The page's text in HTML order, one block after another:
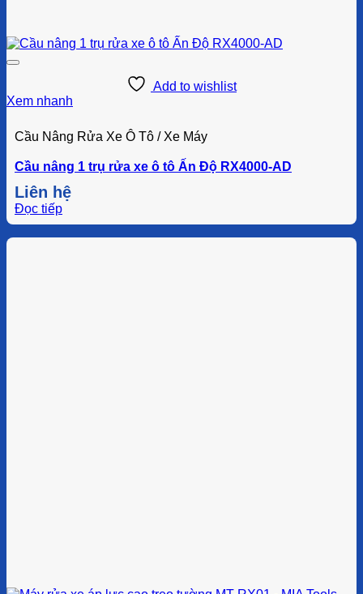
Add to wishlist
Xem nhanh
Cầu Nâng Rửa Xe Ô Tô / Xe Máy
Cầu nâng 1 trụ rửa xe ô tô Ấn Độ RX4000-AD
Liên hệ
Đọc tiếp